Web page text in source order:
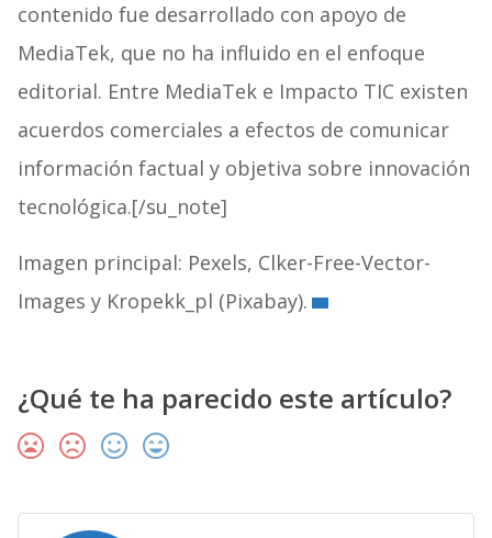
contenido fue desarrollado con apoyo de
MediaTek, que no ha influido en el enfoque
editorial. Entre MediaTek e Impacto TIC existen
acuerdos comerciales a efectos de comunicar
información factual y objetiva sobre innovación
tecnológica.[/su_note]
Imagen principal: Pexels, Clker-Free-Vector-
Images y Kropekk_pl (Pixabay).
¿Qué te ha parecido este artículo?